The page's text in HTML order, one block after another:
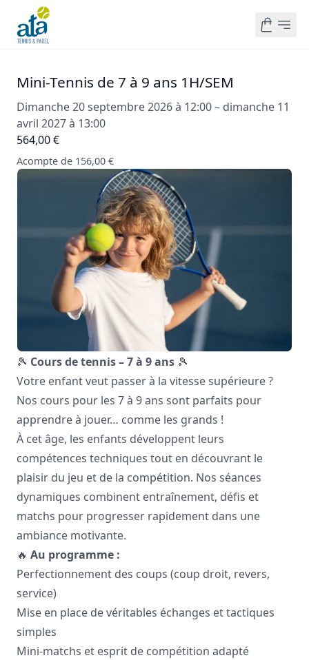
Mini-Tennis de 7 à 9 ans 1H/SEM
Dimanche 20 septembre 2026 à 12:00 – dimanche 11
avril 2027 à 13:00
564,00 €
Acompte de 156,00 €
🎾 Cours de tennis – 7 à 9 ans 🎾
Votre enfant veut passer à la vitesse supérieure ?
Nos cours pour les 7 à 9 ans sont parfaits pour
apprendre à jouer… comme les grands !
À cet âge, les enfants développent leurs
compétences techniques tout en découvrant le
plaisir du jeu et de la compétition. Nos séances
dynamiques combinent entraînement, défis et
matchs pour progresser rapidement dans une
ambiance motivante.
🔥 Au programme :
Perfectionnement des coups (coup droit, revers,
service)
Mise en place de véritables échanges et tactiques
simples
Mini-matchs et esprit de compétition adapté